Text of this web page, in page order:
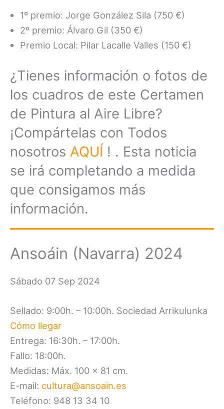
1º premio: Jorge González Sila (750 €)
2º premio: Álvaro Gil (350 €)
Premio Local: Pilar Lacalle Valles (150 €)
¿Tienes información o fotos de
los cuadros de este Certamen
de Pintura al Aire Libre?
¡Compártelas con Todos
nosotros AQUÍ ! . Esta noticia
se irá completando a medida
que consigamos más
información.
Ansoáin (Navarra) 2024
Sábado 07 Sep 2024
Sellado: 9:00h. – 10:00h. Sociedad Arrikulunka
Cómo llegar
Entrega: 16:30h. – 17:00h.
Fallo: 18:00h.
Medidas: Máx. 100 x 81 cm.
E-mail: cultura@ansoain.es
Teléfono: 948 13 34 10